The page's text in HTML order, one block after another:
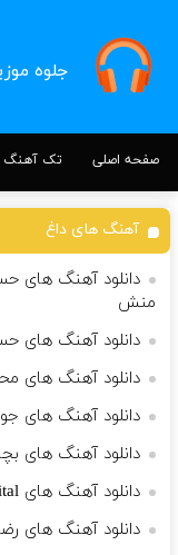
جلوه
صفحه اصلی تک آهنگ
آهنگ های داغ
دانلود آهنگ های
منش
دانلود آهنگ های
دانلود آهنگ های
دانلود آهنگ های
دانلود آهنگ های
دانلود آهنگ های Mark Digital
دانلود آهنگ های